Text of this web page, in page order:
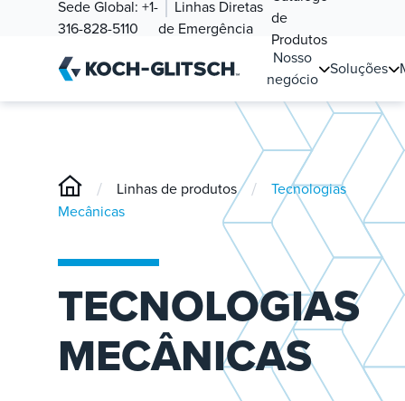
Sede Global: +1-
316-828-5110
Linhas Diretas
de Emergência
de
Produtos
Nosso
negócio
Soluções
/ Linhas de produtos /
Tecnologias
Mecânicas
TECNOLOGIAS
MECÂNICAS